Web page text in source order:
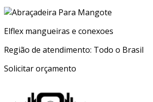
Elflex mangueiras e conexoes
Região de atendimento: Todo o Brasil
Solicitar orçamento